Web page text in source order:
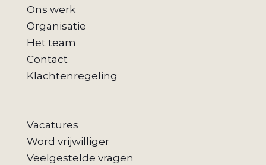
Ons werk
Organisatie
Het team
Contact
Klachtenregeling
Vacatures
Word vrijwilliger
Veelgestelde vragen